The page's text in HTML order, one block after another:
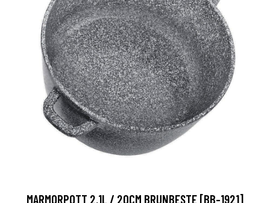
MARMORPOTT 2.1L / 20CM BRUNBESTE [BB-1921]